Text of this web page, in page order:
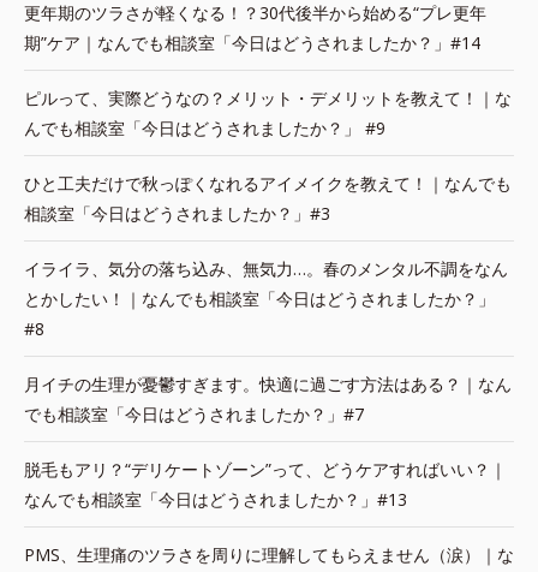
更年期のツラさが軽くなる！？30代後半から始める“プレ更年
期”ケア｜なんでも相談室「今日はどうされましたか？」#14
ピルって、実際どうなの？メリット・デメリットを教えて！｜な
んでも相談室「今日はどうされましたか？」 #9
ひと工夫だけで秋っぽくなれるアイメイクを教えて！｜なんでも
相談室「今日はどうされましたか？」#3
イライラ、気分の落ち込み、無気力…。春のメンタル不調をなん
とかしたい！｜なんでも相談室「今日はどうされましたか？」
#8
月イチの生理が憂鬱すぎます。快適に過ごす方法はある？｜なん
でも相談室「今日はどうされましたか？」#7
脱毛もアリ？“デリケートゾーン”って、どうケアすればいい？｜
なんでも相談室「今日はどうされましたか？」#13
PMS、生理痛のツラさを周りに理解してもらえません（涙）｜な